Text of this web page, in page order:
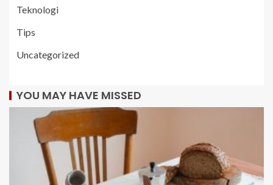
Teknologi
Tips
Uncategorized
YOU MAY HAVE MISSED